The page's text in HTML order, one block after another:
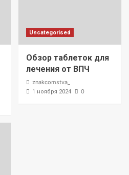
Uncategorised
Обзор таблеток для
лечения от ВПЧ
znakcomstva_
1 ноября 2024 0